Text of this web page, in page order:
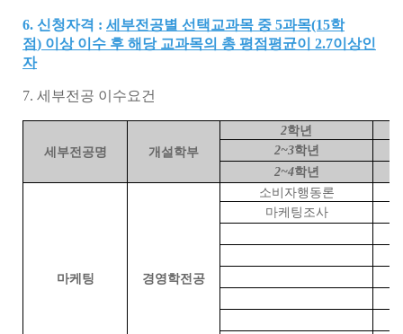
6. 신청자격 : 세부전공별 선택교과목 중 5과목(15학
점) 이상 이수 후 해당 교과목의 총 평점평균이 2.7이상인
자
7. 세부전공 이수요건
세부전공명 개설학부
2학년
2~3학년
2~4학년
마케팅 경영학전공
소비자행동론
마케팅조사